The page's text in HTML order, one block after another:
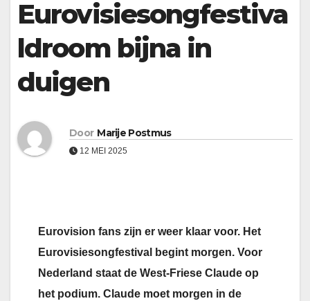
Eurovisiesongfestiva
ldroom bijna in
duigen
Door Marije Postmus
12 MEI 2025
Eurovision fans zijn er weer klaar voor. Het
Eurovisiesongfestival begint morgen. Voor
Nederland staat de West-Friese Claude op
het podium. Claude moet morgen in de